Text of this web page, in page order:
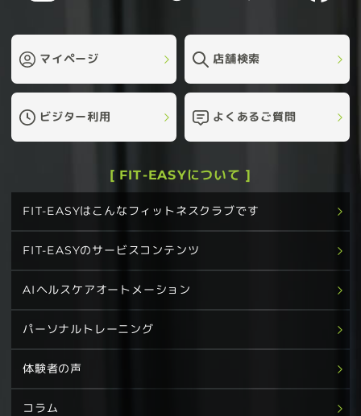
マイページ 店舗検索
ビジター利用 よくあるご質問
[ FIT-EASYについて ]
FIT-EASYはこんなフィットネスクラブです
FIT-EASYのサービスコンテンツ
AIヘルスケアオートメーション
パーソナルトレーニング
体験者の声
コラム